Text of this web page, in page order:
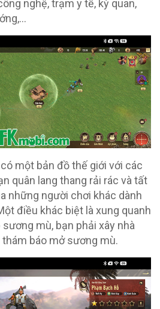
nghệ, trạm y tế, kỳ quan,
một bản đồ thế giới với các
quân lang thang rải rác và tất
những người chơi khác dành
điều khác biệt là xung quanh
mù, bạn phải xây nhà
báo mở sương mù.